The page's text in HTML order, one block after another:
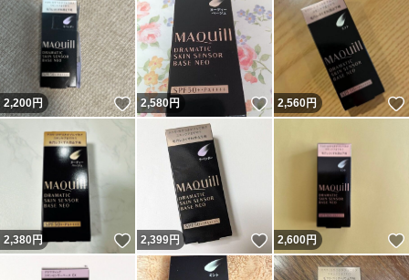
2,200円 いいね！
2,580円 いいね！
2,560円
2,380円 いいね！
2,399円 いいね！
2,600円